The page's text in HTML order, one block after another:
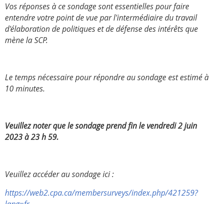
Vos réponses à ce sondage sont essentielles pour faire
entendre votre point de vue par l'intermédiaire du travail
d'élaboration de politiques et de défense des intérêts que
mène la SCP.
Le temps nécessaire pour répondre au sondage est estimé à
10 minutes.
Veuillez noter que le sondage prend fin le vendredi 2 juin
2023 à 23 h 59.
Veuillez accéder au sondage ici :
https://web2.cpa.ca/membersurveys/index.php/421259?